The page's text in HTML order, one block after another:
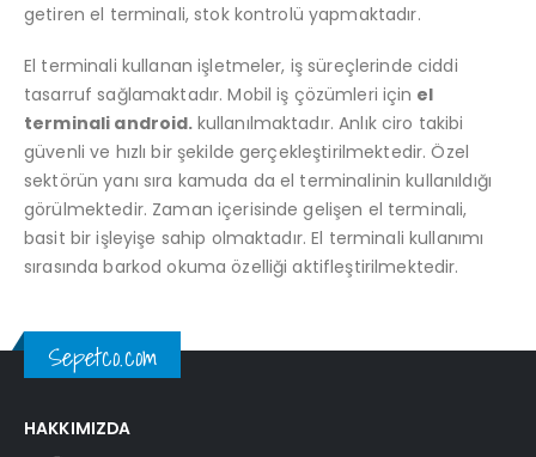
getiren el terminali, stok kontrolü yapmaktadır.
El terminali kullanan işletmeler, iş süreçlerinde ciddi
tasarruf sağlamaktadır. Mobil iş çözümleri için el
terminali android. kullanılmaktadır. Anlık ciro takibi
güvenli ve hızlı bir şekilde gerçekleştirilmektedir. Özel
sektörün yanı sıra kamuda da el terminalinin kullanıldığı
görülmektedir. Zaman içerisinde gelişen el terminali,
basit bir işleyişe sahip olmaktadır. El terminali kullanımı
sırasında barkod okuma özelliği aktifleştirilmektedir.
Sepetco.com
HAKKIMIZDA